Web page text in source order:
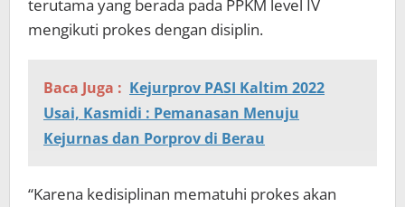
terutama yang berada pada PPKM level IV
mengikuti prokes dengan disiplin.
Baca Juga : Kejurprov PASI Kaltim 2022
Usai, Kasmidi : Pemanasan Menuju
Kejurnas dan Porprov di Berau
“Karena kedisiplinan mematuhi prokes akan